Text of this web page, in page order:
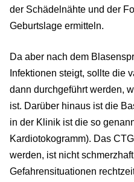
der Schädelnähte und der
Geburtslage ermitteln.
Da aber nach dem
Infektionen steigt, sollte die
dann durchgeführt werden,
ist. Darüber hinaus ist die
in der Klinik ist die so
Kardiotokogramm). Das
werden, ist nicht
Gefahrensituationen